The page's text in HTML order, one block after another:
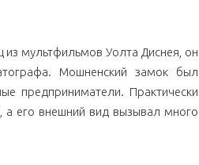
из мультфильмов Уолта Диснея, он
Мошненский замок был
предприниматели. Практически
а его внешний вид вызывал много